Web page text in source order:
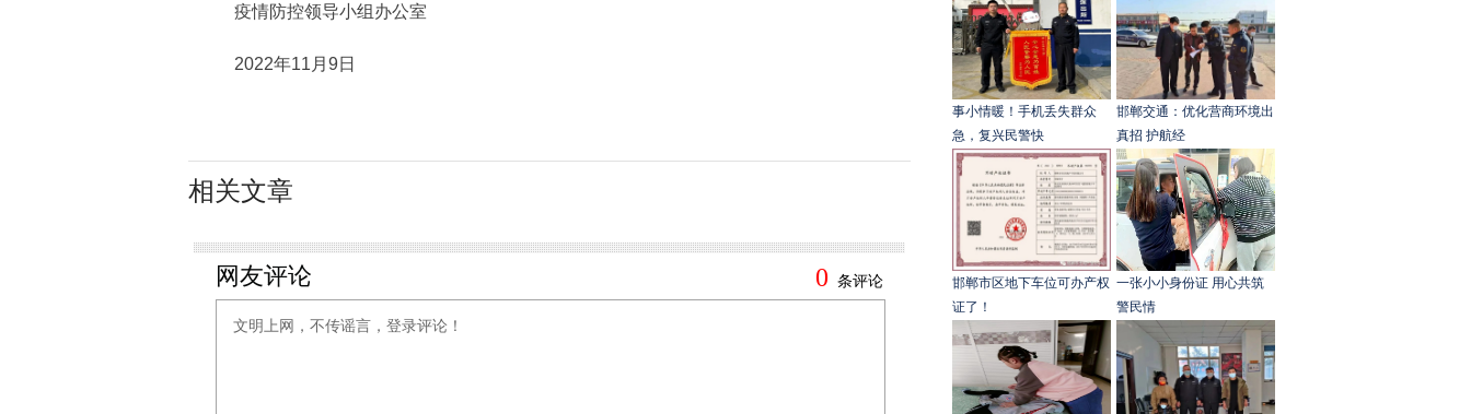
疫情防控领导小组办公室
2022年11月9日
相关文章
事小情暖！手机丢失群众
急，复兴民警快
邯郸交通：优化营商环境出
真招 护航经
邯郸市区地下车位可办产权
证了！
一张小小身份证 用心共筑
警民情